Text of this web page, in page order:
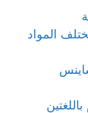
المواد